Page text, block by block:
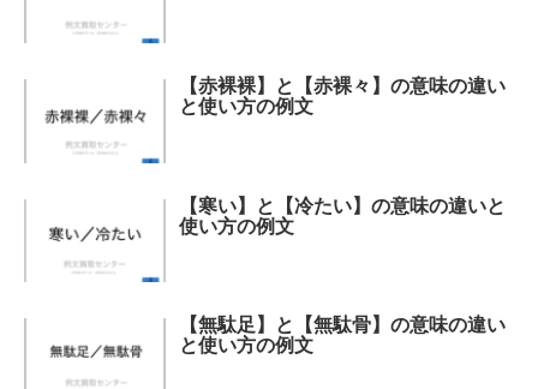
【赤裸裸】と【赤裸々】の意味の違い
と使い方の例文
【寒い】と【冷たい】の意味の違いと
使い方の例文
【無駄足】と【無駄骨】の意味の違い
と使い方の例文